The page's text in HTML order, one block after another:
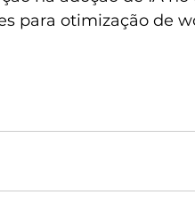
para otimização de